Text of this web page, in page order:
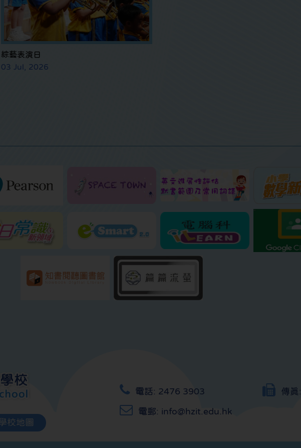
綜藝表演日
03 Jul, 2026
校地圖
電話: 2476 3903
電郵: info@hzit.edu.hk
傳真: